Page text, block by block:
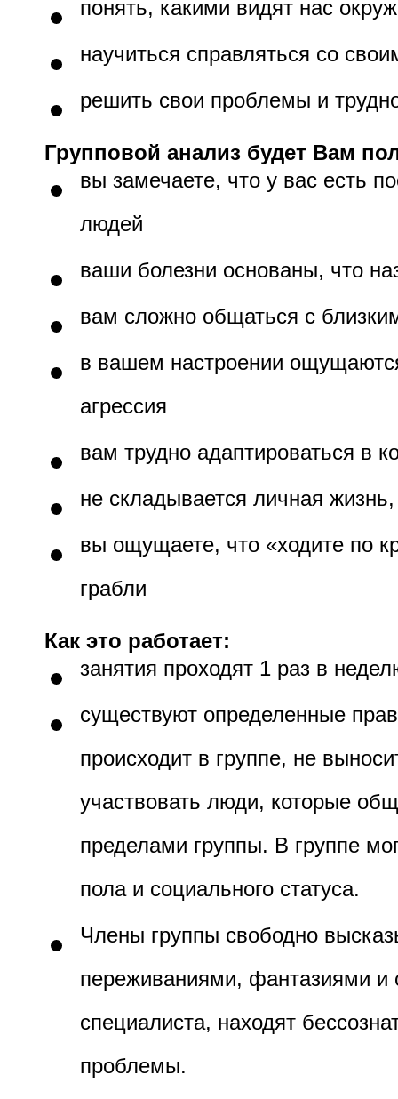
понять, какими видят нас
научиться справляться со
решить свои проблемы и
Групповой анализ будет Вам
вы замечаете, что у вас есть
людей
ваши болезни основаны, что
вам сложно общаться с
в вашем настроении
агрессия
вам трудно адаптироваться в
не складывается личная
вы ощущаете, что «ходите по
грабли
Как это работает:
занятия проходят 1 раз в
существуют определенные
происходит в группе, не
участвовать люди, которые
пределами группы. В группе
пола и социального статуса.
Члены группы свободно
переживаниями, фантазиями
специалиста, находят
проблемы.